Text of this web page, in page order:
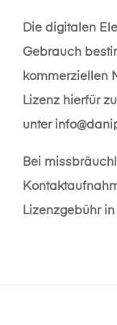
Die digitalen
Gebrauch
kommerziellen
Lizenz hierfür
unter
Bei
Lizenzgebühr